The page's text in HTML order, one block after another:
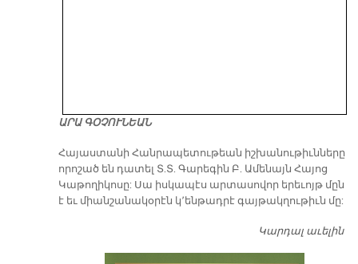
ԱՐԱ ԳՕՉՈՒՆԵԱՆ
​Հայաստանի Հանրապետութեան իշխանութիւնները
որոշած են դատել Տ.Տ. Գարեգին Բ. Ամենայն Հայոց
Կաթողիկոսը: Սա իսկապէս արտասովոր երեւոյթ մըն
է եւ միանշանակօրէն կ՚ենթադրէ գայթակղութիւն մը:
Կարդալ աւելին